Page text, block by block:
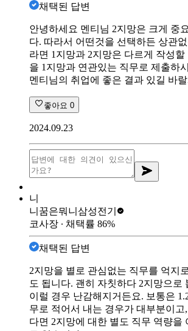
채택된 답변
안녕하세요 멘티님 2지망은 크게 중
다. 따라서 어떤것을 선택하든 상관
라면 1지망과 2지망은 다르게 작성
을 1지망과 연관있는 직무로 제출하
멘티님의 취업에 좋은 결과 있길 바
좋아요 0
2024.09.23
니
니꿈은뭐니 삼성전기
코사장 ∙ 채택률 86%
채택된 답변
2지망을 별로 관심없는 직무를 억지
도 됩니다. 괜히 자칫하다 2지망으로
이럴 경우 난감해지거든요. 보통은
무로 적어서 내는 경우가 대부분이고
다면 2지망에 대한 별도 직무 역량을